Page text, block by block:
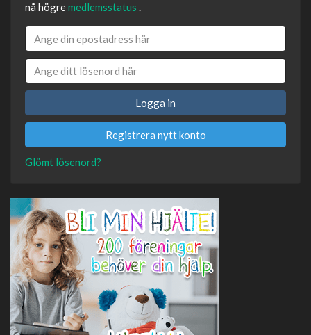
nå högremedlemsstatus .
Logga in
Registrera nytt konto
Glömt lösenord?